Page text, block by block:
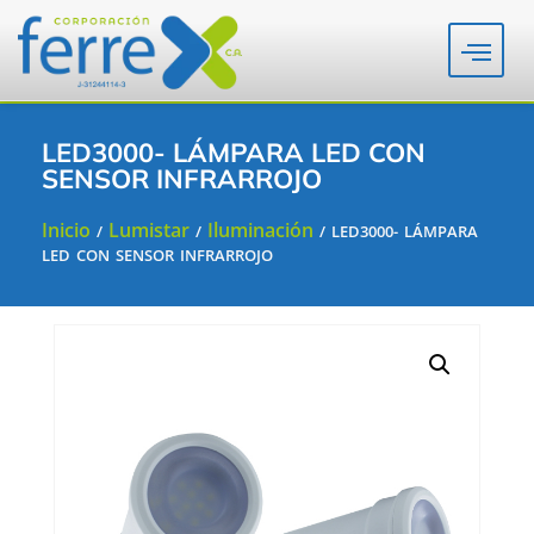
LED3000- LÁMPARA LED CON
SENSOR INFRARROJO
Inicio / Lumistar / Iluminación / LED3000- LÁMPARA
LED CON SENSOR INFRARROJO